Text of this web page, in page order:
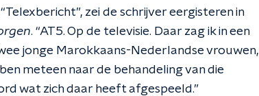
zei de schrijver eergisteren in
. “AT5. Op de televisie. Daar zag ik in een
jonge Marokkaans-Nederlandse vrouwen,
meteen naar de behandeling van die
wat zich daar heeft afgespeeld.”